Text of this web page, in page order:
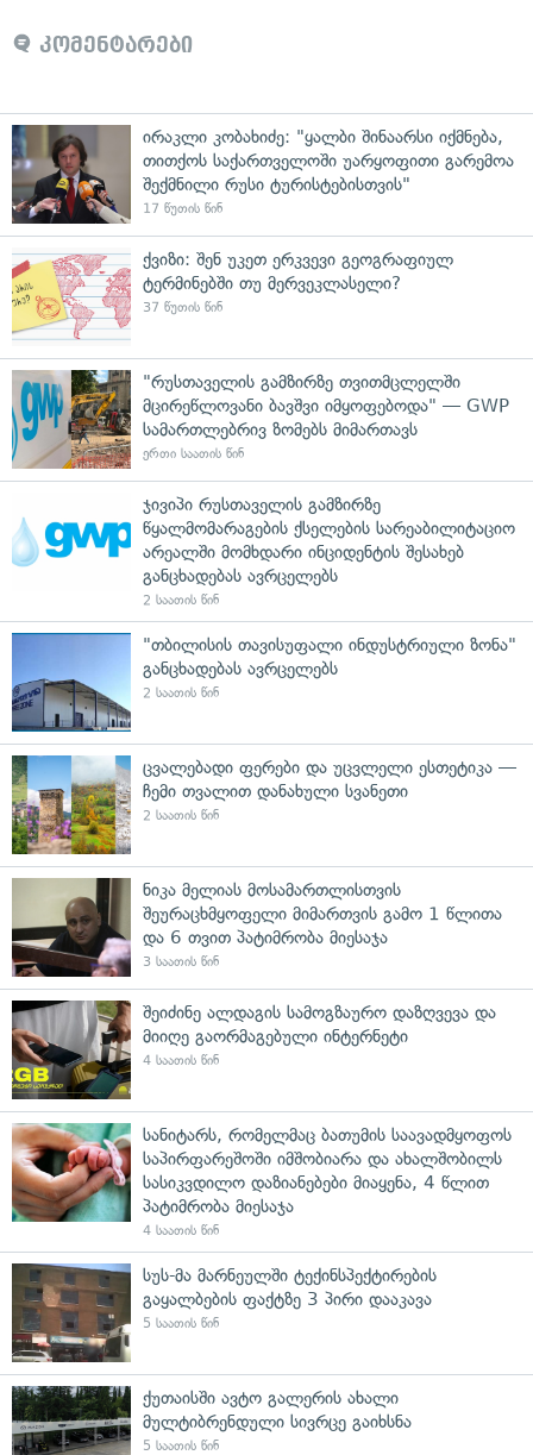
კომენტარები
ირაკლი კობახიძე: "ყალბი შინაარსი იქმნება,
თითქოს საქართველოში უარყოფითი გარემოა
შექმნილი რუსი ტურისტებისთვის"
17 წუთის წინ
ქვიზი: შენ უკეთ ერკვევი გეოგრაფიულ
ტერმინებში თუ მერვეკლასელი?
37 წუთის წინ
"რუსთაველის გამზირზე თვითმცლელში
მცირეწლოვანი ბავშვი იმყოფებოდა" — GWP
სამართლებრივ ზომებს მიმართავს
ერთი საათის წინ
ჯივიპი რუსთაველის გამზირზე
წყალმომარაგების ქსელების სარეაბილიტაციო
არეალში მომხდარი ინციდენტის შესახებ
განცხადებას ავრცელებს
2 საათის წინ
"თბილისის თავისუფალი ინდუსტრიული ზონა"
განცხადებას ავრცელებს
2 საათის წინ
ცვალებადი ფერები და უცვლელი ესთეტიკა —
ჩემი თვალით დანახული სვანეთი
2 საათის წინ
ნიკა მელიას მოსამართლისთვის
შეურაცხმყოფელი მიმართვის გამო 1 წლითა
და 6 თვით პატიმრობა მიესაჯა
3 საათის წინ
შეიძინე ალდაგის სამოგზაურო დაზღვევა და
მიიღე გაორმაგებული ინტერნეტი
4 საათის წინ
სანიტარს, რომელმაც ბათუმის საავადმყოფოს
საპირფარეშოში იმშობიარა და ახალშობილს
სასიკვდილო დაზიანებები მიაყენა, 4 წლით
პატიმრობა მიესაჯა
4 საათის წინ
სუს-მა მარნეულში ტექინსპექტირების
გაყალბების ფაქტზე 3 პირი დააკავა
5 საათის წინ
ქუთაისში ავტო გალერის ახალი
მულტიბრენდული სივრცე გაიხსნა
5 საათის წინ